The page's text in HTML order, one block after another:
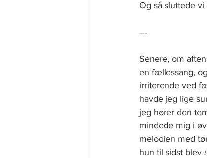
Og så sluttede vi
---
Senere, om
en fællessang,
irriterende ved
havde jeg lige
jeg hører den
mindede mig i
melodien med
hun til sidst blev